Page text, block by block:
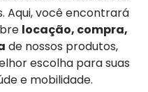
Aqui, você encontrará
locação, compra,
de nossos produtos,
escolha para suas
e mobilidade.